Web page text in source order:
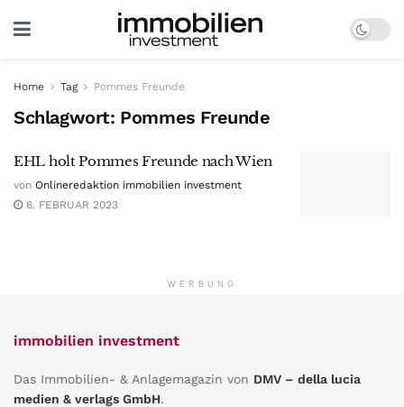
Home Tag Pommes Freunde
Schlagwort: Pommes Freunde
EHL holt Pommes Freunde nach Wien
von Onlineredaktion immobilien investment
6. FEBRUAR 2023
WERBUNG
immobilien investment
Das Immobilien- & Anlagemagazin von DMV – della lucia
medien & verlags GmbH.